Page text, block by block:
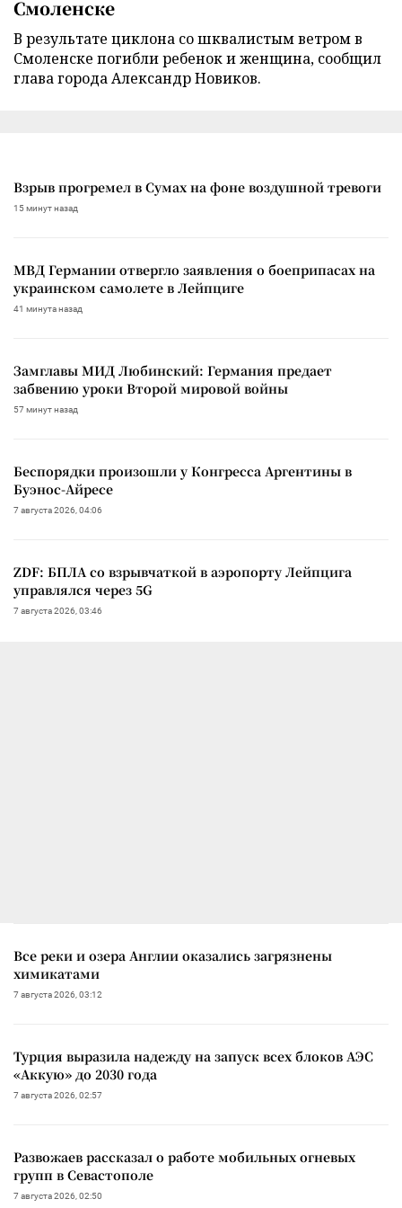
Смоленске
В результате циклона со шквалистым ветром в
Смоленске погибли ребенок и женщина, сообщил
глава города Александр Новиков.
Взрыв прогремел в Сумах на фоне воздушной тревоги
15 минут назад
МВД Германии отвергло заявления о боеприпасах на
украинском самолете в Лейпциге
41 минута назад
Замглавы МИД Любинский: Германия предает
забвению уроки Второй мировой войны
57 минут назад
Беспорядки произошли у Конгресса Аргентины в
Буэнос-Айресе
7 августа 2026, 04:06
ZDF: БПЛА со взрывчаткой в аэропорту Лейпцига
управлялся через 5G
7 августа 2026, 03:46
Все реки и озера Англии оказались загрязнены
химикатами
7 августа 2026, 03:12
Турция выразила надежду на запуск всех блоков АЭС
«Аккую» до 2030 года
7 августа 2026, 02:57
Развожаев рассказал о работе мобильных огневых
групп в Севастополе
7 августа 2026, 02:50